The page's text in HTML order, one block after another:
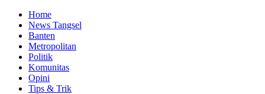
Home
News Tangsel
Banten
Metropolitan
Politik
Komunitas
Opini
Tips & Trik